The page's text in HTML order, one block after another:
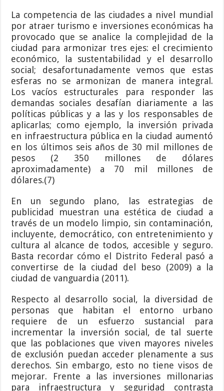
La competencia de las ciudades a nivel mundial
por atraer turismo e inversiones económicas ha
provocado que se analice la complejidad de la
ciudad para armonizar tres ejes: el crecimiento
económico, la sustentabilidad y el desarrollo
social; desafortunadamente vemos que estas
esferas no se armonizan de manera integral.
Los vacíos estructurales para responder las
demandas sociales desafían diariamente a las
políticas públicas y a las y los responsables de
aplicarlas; como ejemplo, la inversión privada
en infraestructura pública en la ciudad aumentó
en los últimos seis años de 30 mil millones de
pesos (2 350 millones de dólares
aproximadamente) a 70 mil millones de
dólares.(7)
En un segundo plano, las estrategias de
publicidad muestran una estética de ciudad a
través de un modelo limpio, sin contaminación,
incluyente, democrático, con entretenimiento y
cultura al alcance de todos, accesible y seguro.
Basta recordar cómo el Distrito Federal pasó a
convertirse de la ciudad del beso (2009) a la
ciudad de vanguardia (2011).
Respecto al desarrollo social, la diversidad de
personas que habitan el entorno urbano
requiere de un esfuerzo sustancial para
incrementar la inversión social, de tal suerte
que las poblaciones que viven mayores niveles
de exclusión puedan acceder plenamente a sus
derechos. Sin embargo, esto no tiene visos de
mejorar. Frente a las inversiones millonarias
para infraestructura y seguridad contrasta